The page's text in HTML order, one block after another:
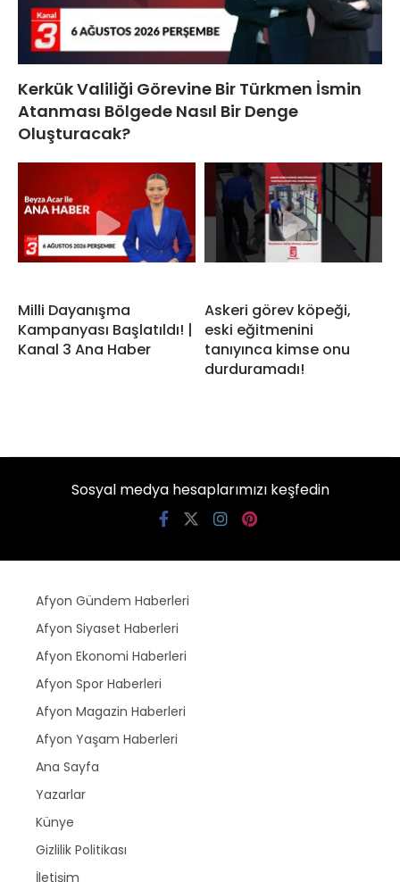
Kerkük Valiliği Görevine Bir Türkmen İsmin
Atanması Bölgede Nasıl Bir Denge
Oluşturacak?
Milli Dayanışma
Kampanyası Başlatıldı! |
Kanal 3 Ana Haber
Askeri görev köpeği,
eski eğitmenini
tanıyınca kimse onu
durduramadı!
Sosyal medya hesaplarımızı keşfedin
Afyon Gündem Haberleri
Afyon Siyaset Haberleri
Afyon Ekonomi Haberleri
Afyon Spor Haberleri
Afyon Magazin Haberleri
Afyon Yaşam Haberleri
Ana Sayfa
Yazarlar
Künye
Gizlilik Politikası
İletişim